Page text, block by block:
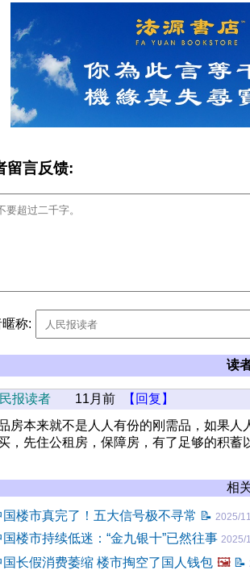
留言反馈:
称:
读
报读者 11月前
【回复】
房本来就不是人人有份的刚需品，如果人
，先住公租房，保障房，有了足够的积蓄
相
国楼市真完了！五大信号极不寻常 📝 2025/
国楼市持续低迷：“金九银十”已然往事 2025/
国长假消费萎缩 楼市掏空了国人钱包 🖼️ 📝